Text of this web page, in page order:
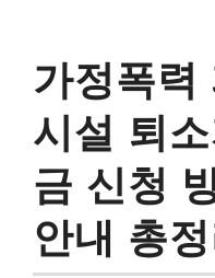
가정폭력
시설 퇴
금 신청
안내 총